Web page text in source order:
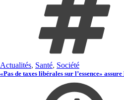
Actualités, Santé, Société
«Pas de taxes libérales sur l’essence»